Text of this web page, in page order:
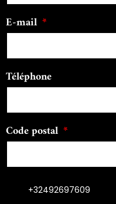
+32492697609
E-mail
Téléphone
Code postal
Message